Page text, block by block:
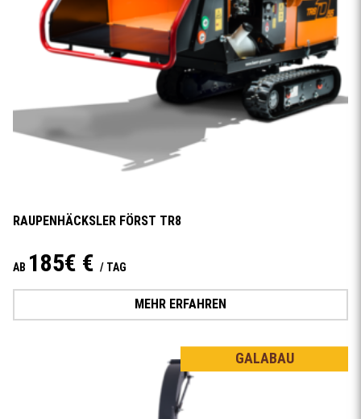
RAUPENHÄCKSLER FÖRST TR8
AB 185€ € / TAG
MEHR ERFAHREN
GALABAU